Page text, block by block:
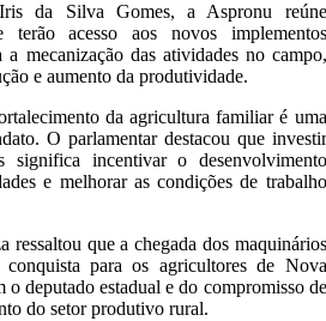
da Silva Gomes, a Aspronu reúne
terão acesso aos novos implementos
mecanização das atividades no campo,
e aumento da produtividade.
da agricultura familiar é uma
O parlamentar destacou que investir
significa incentivar o desenvolvimento
e melhorar as condições de trabalho
ressaltou que a chegada dos maquinários
conquista para os agricultores de Nova
deputado estadual e do compromisso de
do setor produtivo rural.